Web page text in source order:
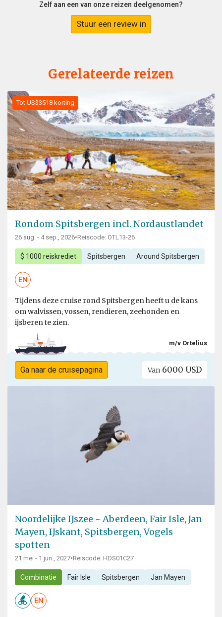
Zelf aan een van onze reizen deelgenomen?
Stuur een review in
Gerelateerde reizen
Tot US$3518 korting
Rondom Spitsbergen incl. Nordaustlandet
26 aug. - 4 sep., 2026•Reiscode: OTL13-26
$ 1000 reiskrediet Spitsbergen Around Spitsbergen
EN
Tijdens deze cruise rond Spitsbergen heeft u de kans
om walvissen, vossen, rendieren, zeehonden en
ijsberen te zien.
m/v Ortelius
Ga naar de cruisepagina Van 6000 USD
Noordelijke IJszee - Aberdeen, Fair Isle, Jan
Mayen, IJskant, Spitsbergen, Vogels
spotten
21 mei - 1 jun., 2027•Reiscode: HDS01C27
Combinatie Fair Isle Spitsbergen Jan Mayen
EN